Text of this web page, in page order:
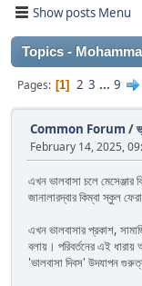
Show posts Menu
Topics -
Pages 1 2 3 ... 9
Common Forum /
February 14, 2025,
এখন ভালবাসা চলে মেসেঞ্জার
জানালারদ্বার কিম্বা স্কুল
এখন ভালবাসার প্রকাশ,
বলায়। পরিবর্তনের এই
'ভালবাসা দিবস' উদযাপন